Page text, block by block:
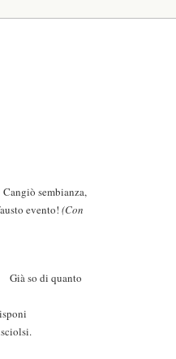
evento! (Con